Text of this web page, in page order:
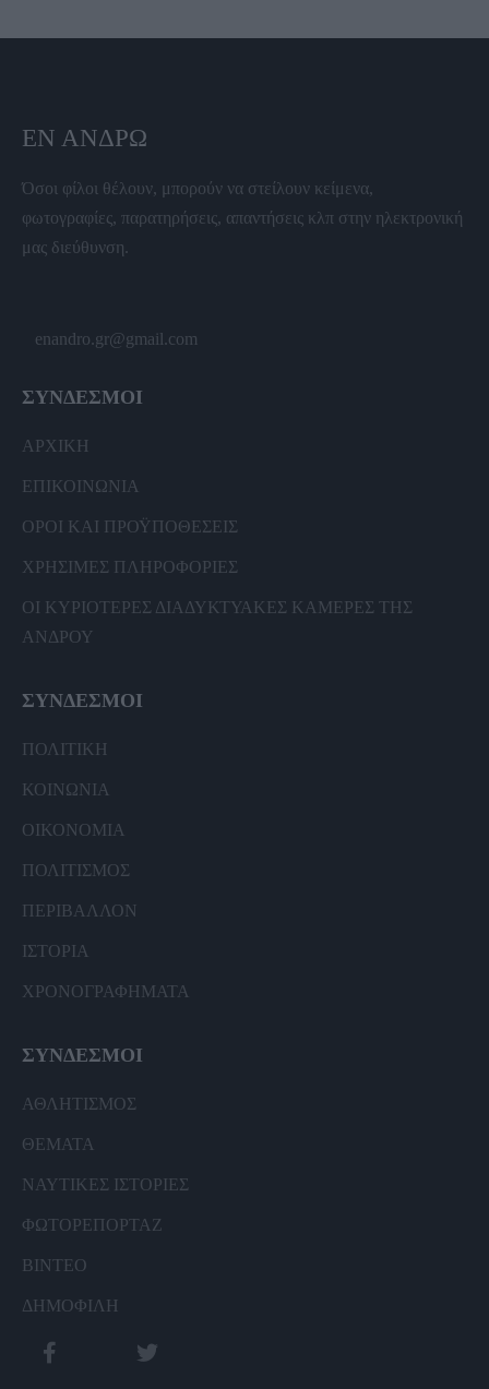
ΕΝ ΆΝΔΡΩ
Όσοι φίλοι θέλουν, μπορούν να στείλουν κείμενα,
φωτογραφίες, παρατηρήσεις, απαντήσεις κλπ στην ηλεκτρονική
μας διεύθυνση.
enandro.gr@gmail.com
ΣΥΝΔΕΣΜΟΙ
ΑΡΧΙΚΗ
ΕΠΙΚΟΙΝΩΝΙΑ
ΟΡΟΙ ΚΑΙ ΠΡΟΫΠΟΘΕΣΕΙΣ
ΧΡΗΣΙΜΕΣ ΠΛΗΡΟΦΟΡΙΕΣ
ΟΙ ΚΥΡΙΟΤΕΡΕΣ ΔΙΑΔΥΚΤΥΑΚΕΣ ΚΑΜΕΡΕΣ ΤΗΣ
ΑΝΔΡΟΥ
ΣΥΝΔΕΣΜΟΙ
ΠΟΛΙΤΙΚΗ
ΚΟΙΝΩΝΙΑ
ΟΙΚΟΝΟΜΙΑ
ΠΟΛΙΤΙΣΜΟΣ
ΠΕΡΙΒΑΛΛΟΝ
ΙΣΤΟΡΙΑ
ΧΡΟΝΟΓΡΑΦΗΜΑΤΑ
ΣΥΝΔΕΣΜΟΙ
ΑΘΛΗΤΙΣΜΟΣ
ΘΕΜΑΤΑ
ΝΑΥΤΙΚΕΣ ΙΣΤΟΡΙΕΣ
ΦΩΤΟΡΕΠΟΡΤΑΖ
ΒΙΝΤΕΟ
ΔΗΜΟΦΙΛΗ